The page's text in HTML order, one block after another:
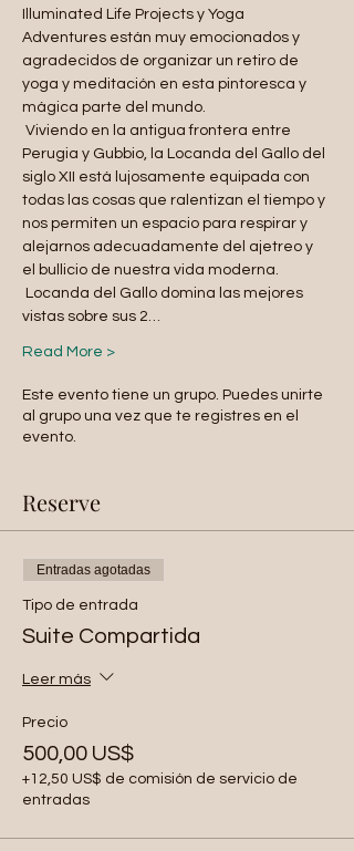
Illuminated Life Projects y Yoga
Adventures están muy emocionados y
agradecidos de organizar un retiro de
yoga y meditación en esta pintoresca y
mágica parte del mundo.
Perugia y Gubbio, la Locanda del Gallo del
siglo XII está lujosamente equipada con
todas las cosas que ralentizan el tiempo y
nos permiten un espacio para respirar y
alejarnos adecuadamente del ajetreo y
el bullicio de nuestra vida moderna.
vistas sobre sus 2…
Read More >
Este evento tiene un grupo. Puedes unirte
al grupo una vez que te registres en el
evento.
Reserve
Entradas agotadas
Tipo de entrada
Suite Compartida
Leer más
Precio
500,00 US$
+12,50 US$ de comisión de servicio de
entradas